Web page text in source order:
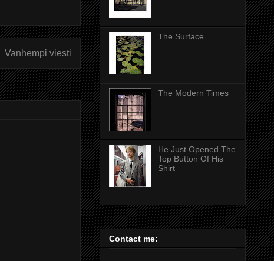
Vanhempi viesti
The Surface
The Modern Times
He Just Opened The
Top Button Of His
Shirt
Contact me: